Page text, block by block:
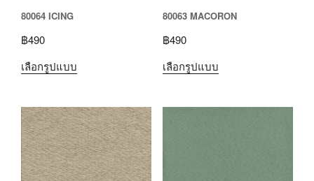
80064 ICING
฿490
เลือกรูปแบบ
80063 MACORON
฿490
เลือกรูปแบบ